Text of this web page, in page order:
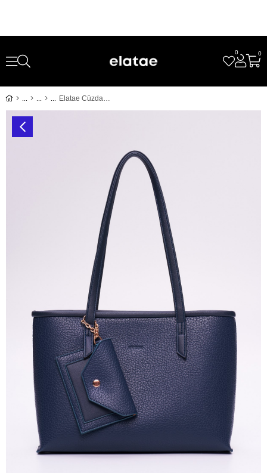
0
0
Elatae Cüzdan Charm Kadın Omuz Çantası Lacivert CNT0398 – Günlük Şık Tasarım, Hafif ve Kullanışlı